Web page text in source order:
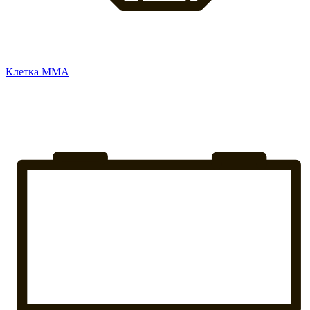
Клетка ММА